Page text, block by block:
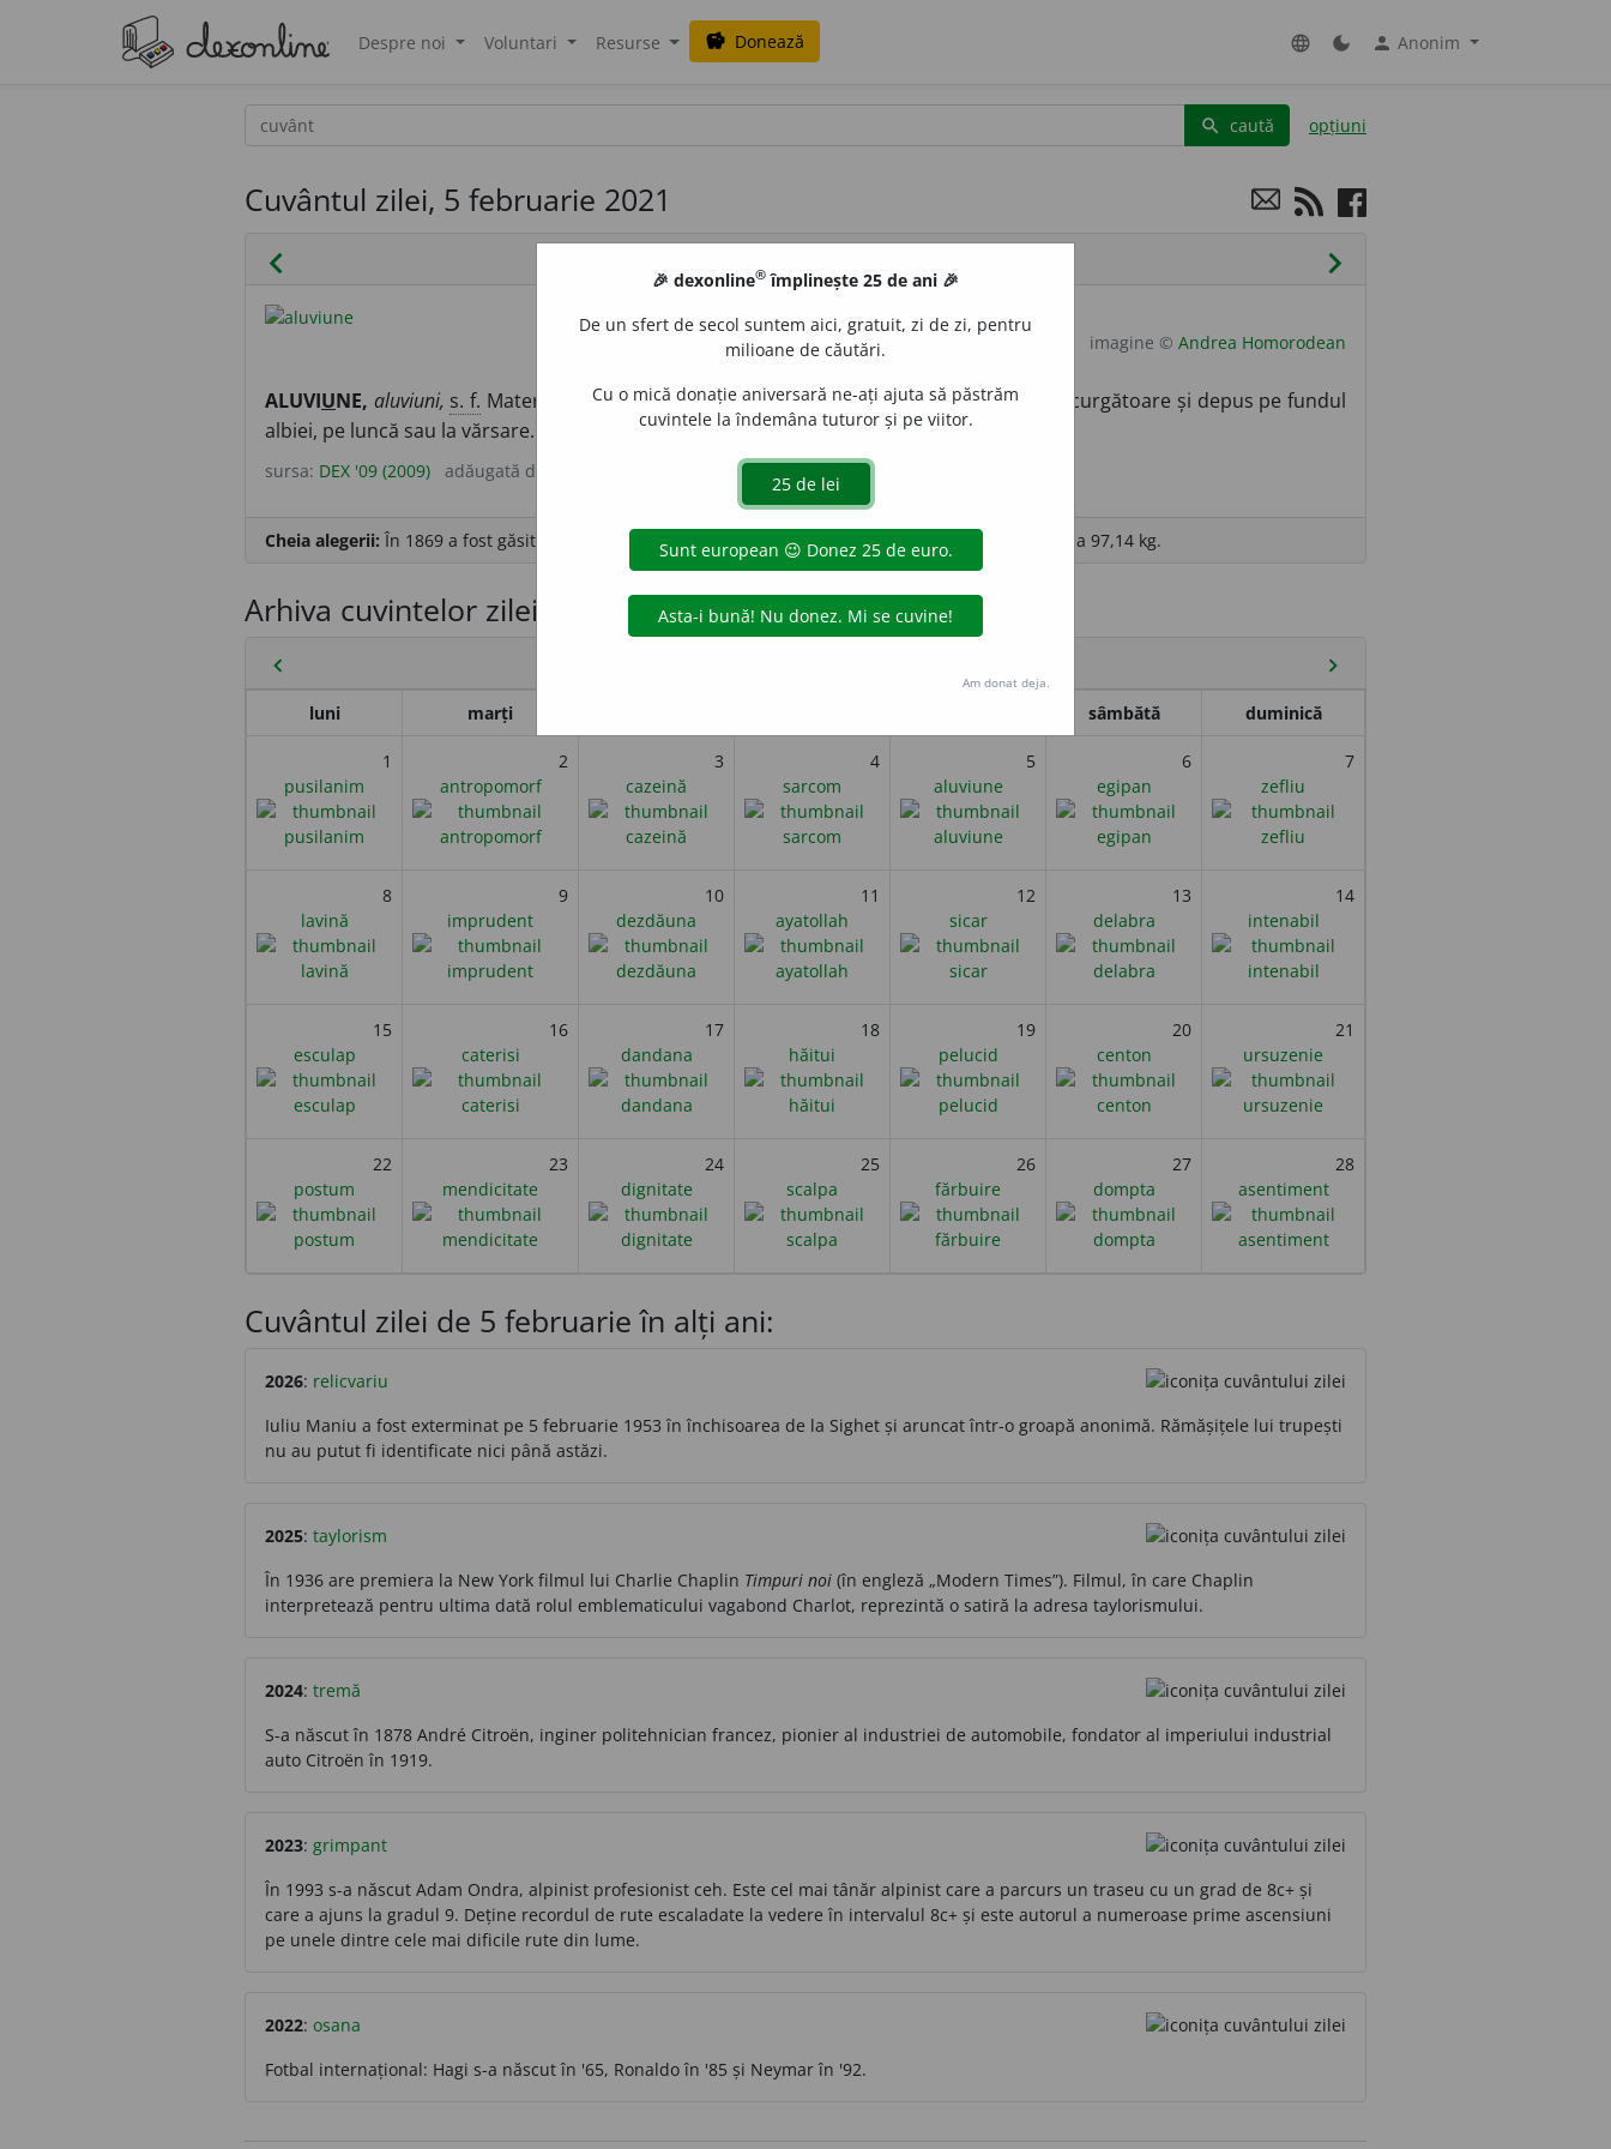
Despre noi Voluntari Resurse savings Donează language dark_mode person Anonim
search caută opțiuni
Cuvântul zilei, 5 februarie 2021
chevron_left chevron_right
imagine © Andrea Homorodean
ALUVIUNE, aluviuni, s. f. Material format din bolovani, mâl, nisip și pietriș, adus de apele curgătoare și depus pe fundul
albiei, pe luncă sau la vărsare. [
] – Dinfr. alluvion, lat.alluvio, -onis.
sursa: DEX '09 (2009) adăugată de
Cheia alegerii: În 1869 a fost găsită în Australia cea mai mare pepită de aur aluvionar. Pepita cântărea 97,14 kg.
Arhiva cuvintelor zilei
chevron_left chevron_right
luni marți sâmbătă duminică
1
pusilanim
2
antropomorf
3
cazeină
4
sarcom
5
aluviune
6
egipan
7
zefliu
8
lavină
9
imprudent
10
dezdăuna
11
ayatollah
12
sicar
13
delabra
14
intenabil
15
esculap
16
caterisi
17
dandana
18
hăitui
19
pelucid
20
centon
21
ursuzenie
22
postum
23
mendicitate
24
dignitate
25
scalpa
26
fărbuire
27
dompta
28
asentiment
Cuvântul zilei de 5 februarie în alți ani:
2026: relicvariu
Iuliu Maniu a fost exterminat pe 5 februarie 1953 în închisoarea de la Sighet și aruncat într-o groapă anonimă. Rămășițele lui trupești
nu au putut fi identificate nici până astăzi.
2025: taylorism
În 1936 are premiera la New York filmul lui Charlie Chaplin Timpuri noi (în engleză „Modern Times”). Filmul, în care Chaplin
interpretează pentru ultima dată rolul emblematicului vagabond Charlot, reprezintă o satiră la adresa taylorismului.
2024: tremă
S-a născut în 1878 André Citroën, inginer politehnician francez, pionier al industriei de automobile, fondator al imperiului industrial
auto Citroën în 1919.
2023: grimpant
În 1993 s-a născut Adam Ondra, alpinist profesionist ceh. Este cel mai tânăr alpinist care a parcurs un traseu cu un grad de 8c+ și
care a ajuns la gradul 9. Deține recordul de rute escaladate la vedere în intervalul 8c+ și este autorul a numeroase prime ascensiuni
pe unele dintre cele mai dificile rute din lume.
2022: osana
Fotbal internațional: Hagi s-a născut în '65, Ronaldo în '85 și Neymar în '92.
🎉 dexonline® împlinește 25 de ani 🎉
De un sfert de secol suntem aici, gratuit, zi de zi, pentru
milioane de căutări.
Cu o mică donație aniversară ne-ați ajuta să păstrăm
cuvintele la îndemâna tuturor și pe viitor.
Am donat deja.